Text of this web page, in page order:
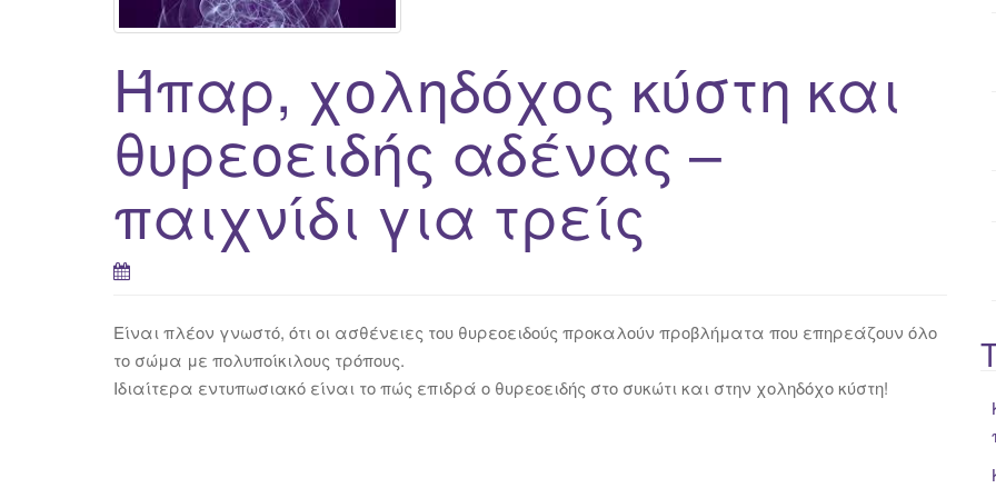
Ήπαρ, χοληδόχος κύστη και
θυρεοειδής αδένας –
παιχνίδι για τρείς
Είναι πλέον γνωστό, ότι οι ασθένειες του θυρεοειδούς προκαλούν προβλήματα που επηρεάζουν όλο
το σώμα με πολυποίκιλους τρόπους.
Ιδιαίτερα εντυπωσιακό είναι το πώς επιδρά ο θυρεοειδής στο συκώτι και στην χοληδόχο κύστη!